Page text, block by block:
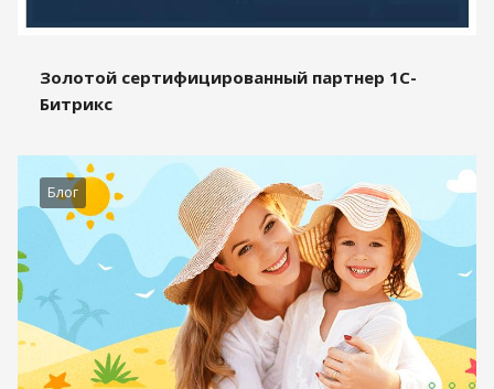
Золотой сертифицированный партнер 1С-
Битрикс
Блог